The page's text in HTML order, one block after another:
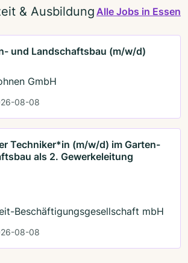
& Ausbildung Alle Jobs in Essen
und Landschaftsbau (m/w/d)
GmbH
08-08
Techniker*in (m/w/d) im Garten-
als 2. Gewerkeleitung
Beschäftigungsgesellschaft mbH
08-08